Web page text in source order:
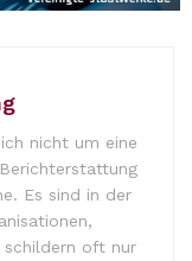
nicht um eine
Es sind in der
schildern oft nur